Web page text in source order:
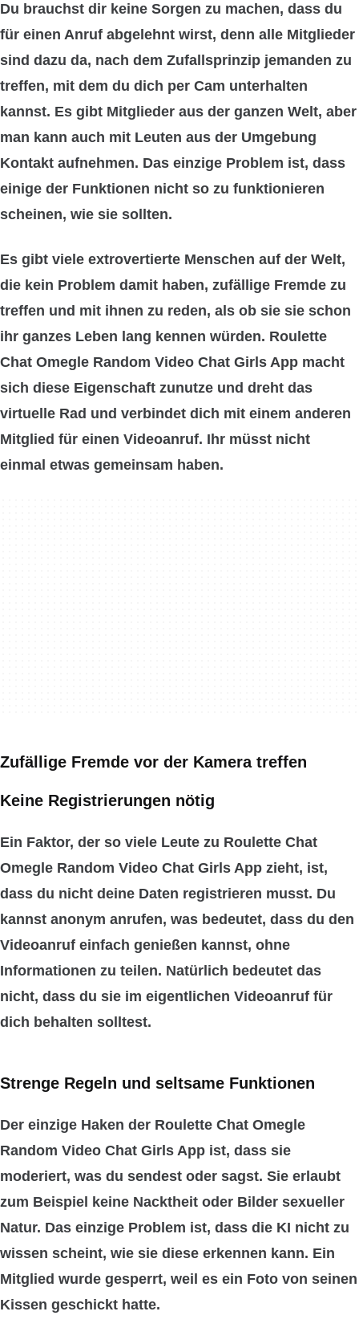
Du brauchst dir keine Sorgen zu machen, dass du
für einen Anruf abgelehnt wirst, denn alle Mitglieder
sind dazu da, nach dem Zufallsprinzip jemanden zu
treffen, mit dem du dich per Cam unterhalten
kannst. Es gibt Mitglieder aus der ganzen Welt, aber
man kann auch mit Leuten aus der Umgebung
Kontakt aufnehmen. Das einzige Problem ist, dass
einige der Funktionen nicht so zu funktionieren
scheinen, wie sie sollten.
Es gibt viele extrovertierte Menschen auf der Welt,
die kein Problem damit haben, zufällige Fremde zu
treffen und mit ihnen zu reden, als ob sie sie schon
ihr ganzes Leben lang kennen würden. Roulette
Chat Omegle Random Video Chat Girls App macht
sich diese Eigenschaft zunutze und dreht das
virtuelle Rad und verbindet dich mit einem anderen
Mitglied für einen Videoanruf. Ihr müsst nicht
einmal etwas gemeinsam haben.
Zufällige Fremde vor der Kamera treffen
Keine Registrierungen nötig
Ein Faktor, der so viele Leute zu Roulette Chat
Omegle Random Video Chat Girls App zieht, ist,
dass du nicht deine Daten registrieren musst. Du
kannst anonym anrufen, was bedeutet, dass du den
Videoanruf einfach genießen kannst, ohne
Informationen zu teilen. Natürlich bedeutet das
nicht, dass du sie im eigentlichen Videoanruf für
dich behalten solltest.
Strenge Regeln und seltsame Funktionen
Der einzige Haken der Roulette Chat Omegle
Random Video Chat Girls App ist, dass sie
moderiert, was du sendest oder sagst. Sie erlaubt
zum Beispiel
keine Nacktheit oder Bilder sexueller
Natur. Das einzige Problem ist, dass die KI nicht zu
wissen scheint, wie sie diese erkennen kann. Ein
Mitglied wurde gesperrt, weil es ein Foto von seinen
Kissen geschickt hatte.